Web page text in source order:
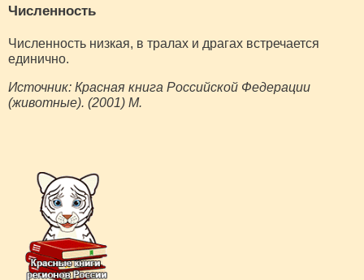
Численность
Численность низкая, в тралах и драгах встречается
единично.
Источник: Красная книга Российской Федерации
(животные). (2001) М.